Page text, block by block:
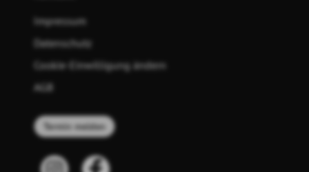
Impressum
Datenschutz
Cookie-Einwilligung ändern
AGB
Termin melden